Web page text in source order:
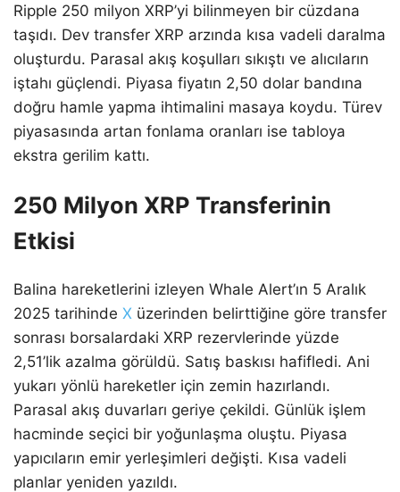
Ripple 250 milyon XRP’yi bilinmeyen bir cüzdana
taşıdı. Dev transfer XRP arzında kısa vadeli daralma
oluşturdu. Parasal akış koşulları sıkıştı ve alıcıların
iştahı güçlendi. Piyasa fiyatın 2,50 dolar bandına
doğru hamle yapma ihtimalini masaya koydu. Türev
piyasasında artan fonlama oranları ise tabloya
ekstra gerilim kattı.
250 Milyon XRP Transferinin
Etkisi
Balina hareketlerini izleyen Whale Alert’ın 5 Aralık
2025 tarihinde X üzerinden belirttiğine göre transfer
sonrası borsalardaki XRP rezervlerinde yüzde
2,51’lik azalma görüldü. Satış baskısı hafifledi. Ani
yukarı yönlü hareketler için zemin hazırlandı.
Parasal akış duvarları geriye çekildi. Günlük işlem
hacminde seçici bir yoğunlaşma oluştu. Piyasa
yapıcıların emir yerleşimleri değişti. Kısa vadeli
planlar yeniden yazıldı.